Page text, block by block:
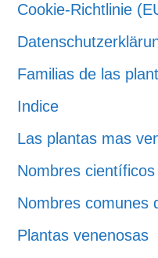
Cookie-Richtlinie
Familias de las
Indice
Las plantas mas
Nombres
Nombres comunes
Plantas venenosas